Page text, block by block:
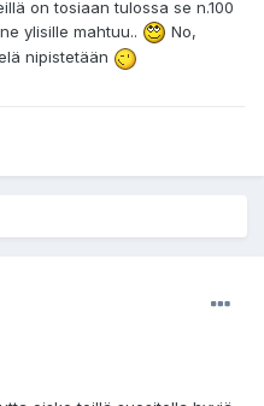
on tosiaan tulossa se n.100
ylisille mahtuu..
No,
nipistetään